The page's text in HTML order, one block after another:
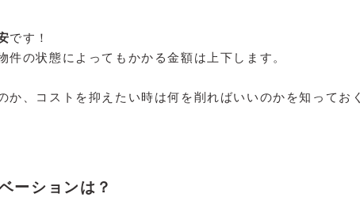
です！
件の状態によってもかかる金額は上下します。
か、コストを抑えたい時は何を削ればいいのかを知って
ーションは？